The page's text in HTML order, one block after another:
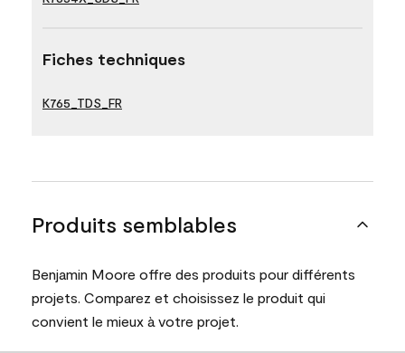
Fiches techniques
K765_TDS_FR
Produits semblables
Benjamin Moore offre des produits pour différents
projets. Comparez et choisissez le produit qui
convient le mieux à votre projet.